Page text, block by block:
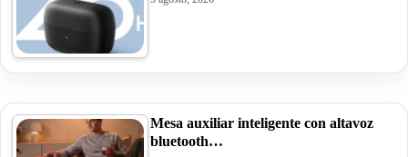
Mesa auxiliar inteligente con altavoz
bluetooth…